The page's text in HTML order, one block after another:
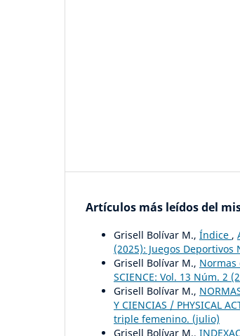
Artículos más leídos del
Grisell Bolívar M., Índice ,
(2025): Juegos
Grisell Bolívar M., Normas
SCIENCE: Vol. 13 Núm. 2
Grisell Bolívar M.,
Y CIENCIAS / PHYSICAL
triple femenino. (julio)
Grisell Bolívar M.,